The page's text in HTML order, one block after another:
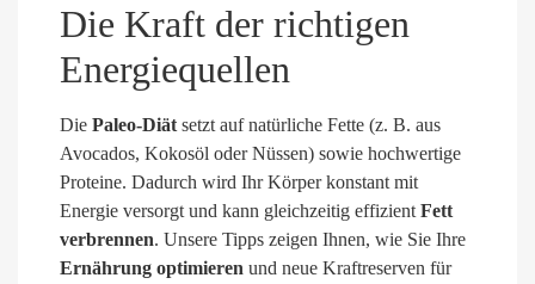
Die Kraft der richtigen
Energiequellen
Die Paleo-Diät setzt auf natürliche Fette (z. B. aus
Avocados, Kokosöl oder Nüssen) sowie hochwertige
Proteine. Dadurch wird Ihr Körper konstant mit
Energie versorgt und kann gleichzeitig effizient Fett
verbrennen. Unsere Tipps zeigen Ihnen, wie Sie Ihre
Ernährung optimieren und neue Kraftreserven für